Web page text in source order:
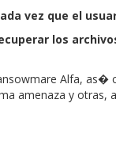
vez que el
los
Alfa, as�
amenaza y